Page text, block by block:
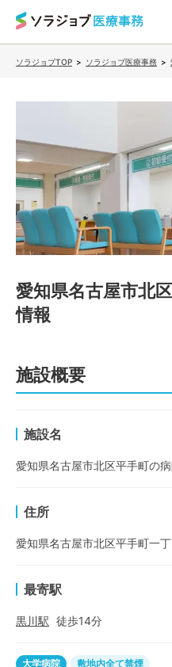
ソラジョブTOP > ソラジョブ医療事務 >
愛知県名古屋市北
情報
施設概要
施設名
愛知県名古屋市北区平手町の
住所
愛知県名古屋市北区平手町一丁
最寄駅
黒川駅 徒歩14分
大学病院 敷地内全て禁煙